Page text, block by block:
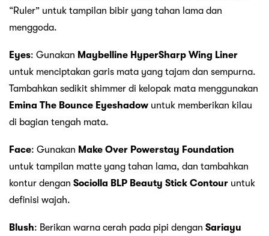
“Ruler” untuk tampilan bibir yang tahan lama dan
menggoda.
Eyes: Gunakan Maybelline HyperSharp Wing Liner
untuk menciptakan garis mata yang tajam dan sempurna.
Tambahkan sedikit shimmer di kelopak mata menggunakan
Emina The Bounce Eyeshadow untuk memberikan kilau
di bagian tengah mata.
Face: Gunakan Make Over Powerstay Foundation
untuk tampilan matte yang tahan lama, dan tambahkan
kontur dengan Sociolla BLP Beauty Stick Contour untuk
definisi wajah.
Blush: Berikan warna cerah pada pipi dengan Sariayu